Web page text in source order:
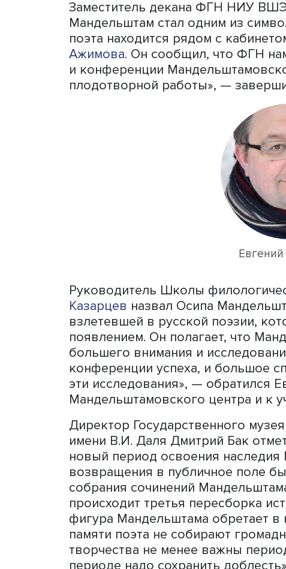
отклики Мандельштама на
Заместитель декана ФГН
Мандельштам стал одним из
Ажимова. Он сообщил, что
и конференции
плодотворной работы», —